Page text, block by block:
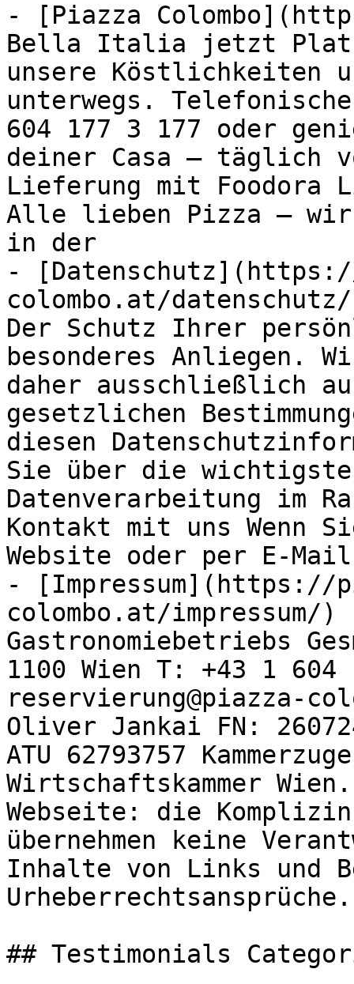
- [Piazza
Bella Italia jetzt
unsere Köstlichkeiten
unterwegs.
604 177 3 177 oder
deiner Casa – täglich
Lieferung mit Foodora
Alle lieben Pizza – wir
in der
-
colombo.at/
Der Schutz Ihrer
besonderes Anliegen.
daher ausschließlich
gesetzlichen
diesen
Sie über die
Datenverarbeitung im
Kontakt mit uns Wenn
Website oder per E-
- [Impressum](https://
colombo.at/impressum/)
Gastronomiebetriebs
1100 Wien T: +43 1
reservierung@piazza-
Oliver Jankai FN:
ATU 62793757
Wirtschaftskammer
Webseite: die
übernehmen keine
Inhalte von Links und
Urheberrechtsansprüche.
## Testimonials